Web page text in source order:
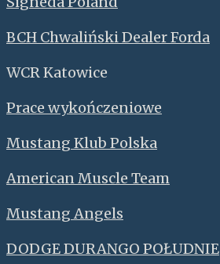
BCH Chwaliński Dealer Forda
WCR Katowice
Prace wykończeniowe
Mustang Klub Polska
American Muscle Team
Mustang Angels
DODGE DURANGO POŁUDNIE